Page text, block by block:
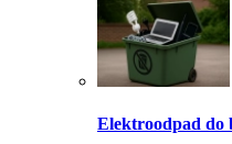
Elektroodpad do